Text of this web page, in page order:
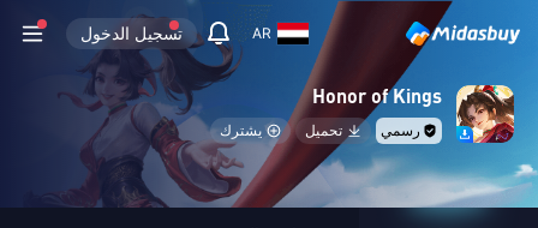
AR تسجيل الدخول
Honor of Kings
رسمي تحميل يشترك